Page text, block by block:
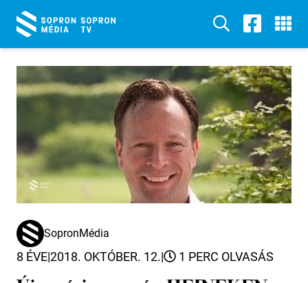
SopronMédia
8 ÉVE|2018. OKTÓBER. 12.| 1 PERC OLVASÁS